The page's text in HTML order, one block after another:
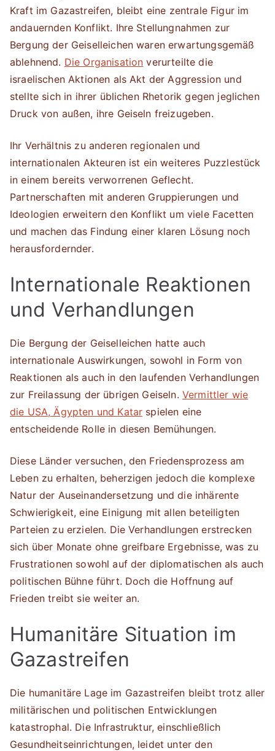
Kraft im Gazastreifen, bleibt eine zentrale Figur im
andauernden Konflikt. Ihre Stellungnahmen zur
Bergung der Geiselleichen waren erwartungsgemäß
ablehnend. Die Organisation verurteilte die
israelischen Aktionen als Akt der Aggression und
stellte sich in ihrer üblichen Rhetorik gegen jeglichen
Druck von außen, ihre Geiseln freizugeben.
Ihr Verhältnis zu anderen regionalen und
internationalen Akteuren ist ein weiteres Puzzlestück
in einem bereits verworrenen Geflecht.
Partnerschaften mit anderen Gruppierungen und
Ideologien erweitern den Konflikt um viele Facetten
und machen das Findung einer klaren Lösung noch
herausfordernder.
Internationale Reaktionen
und Verhandlungen
Die Bergung der Geiselleichen hatte auch
internationale Auswirkungen, sowohl in Form von
Reaktionen als auch in den laufenden Verhandlungen
zur Freilassung der übrigen Geiseln. Vermittler wie
die USA, Ägypten und Katar spielen eine
entscheidende Rolle in diesen Bemühungen.
Diese Länder versuchen, den Friedensprozess am
Leben zu erhalten, beherzigen jedoch die komplexe
Natur der Auseinandersetzung und die inhärente
Schwierigkeit, eine Einigung mit allen beteiligten
Parteien zu erzielen. Die Verhandlungen erstrecken
sich über Monate ohne greifbare Ergebnisse, was zu
Frustrationen sowohl auf der diplomatischen als auch
politischen Bühne führt. Doch die Hoffnung auf
Frieden treibt sie weiter an.
Humanitäre Situation im
Gazastreifen
Die humanitäre Lage im Gazastreifen bleibt trotz aller
militärischen und politischen Entwicklungen
katastrophal. Die Infrastruktur, einschließlich
Gesundheitseinrichtungen, leidet unter den